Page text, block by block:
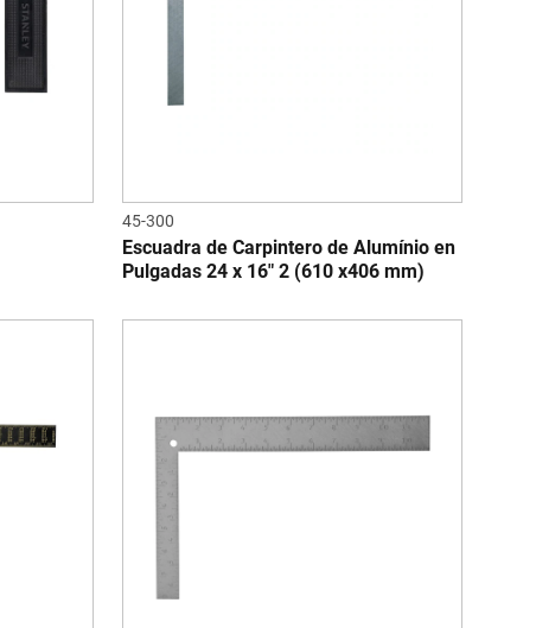
45-300
Escuadra de Carpintero de Alumínio en
Pulgadas 24 x 16" 2 (610 x406 mm)